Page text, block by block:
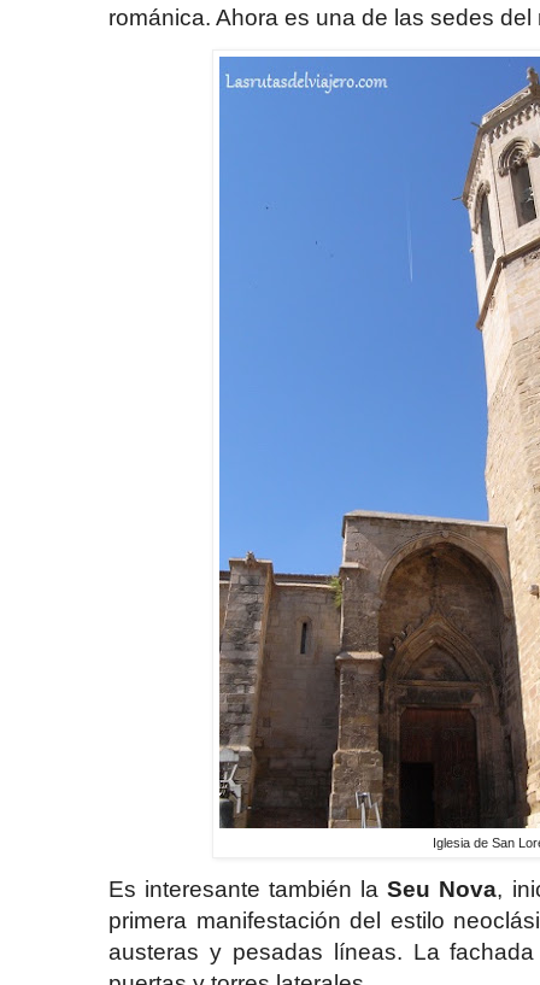
románica. Ahora es una de las sedes
Iglesia de San
Es interesante también laSeu Nova,
primera manifestación del estilo
austeras y pesadas líneas. La